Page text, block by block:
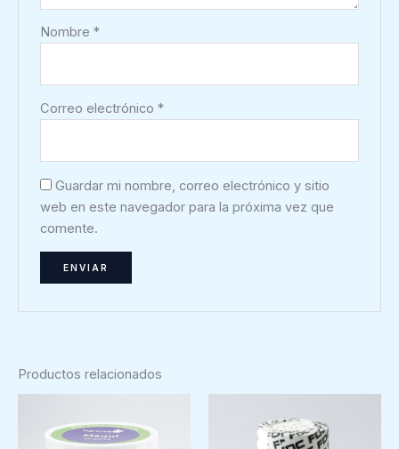
Nombre*
Correo electrónico*
Guardar mi nombre, correo electrónico y sitio
web en este navegador para la próxima vez que
comente.
Productos relacionados